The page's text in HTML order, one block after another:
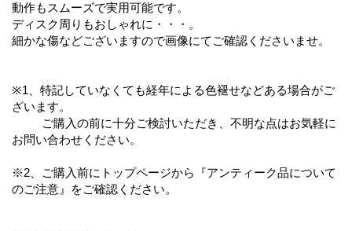
動作もスムーズで実用可能です。
ディスク周りもおしゃれに・・・。
細かな傷などございますので画像にてご確認くださいませ。
※1、特記していなくても経年による色褪せなどある場合がご
ざいます。
ご購入の前に十分ご検討いただき、不明な点はお気軽に
お問い合わせください。
※2、ご購入前にトップページから『アンティーク品について
のご注意』をご確認ください。